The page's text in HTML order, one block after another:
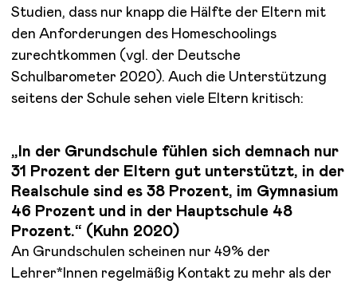
Studien, dass nur knapp die Hälfte der Eltern mit
den Anforderungen des Homeschoolings
zurechtkommen (vgl. der Deutsche
Schulbarometer 2020). Auch die Unterstützung
seitens der Schule sehen viele Eltern kritisch:
„In der Grundschule fühlen sich demnach nur
31 Prozent der Eltern gut unterstützt, in der
Realschule sind es 38 Prozent, im Gymnasium
46 Prozent und in der Hauptschule 48
Prozent.“ (Kuhn 2020)
An Grundschulen scheinen nur 49% der
Lehrer*Innen regelmäßig Kontakt zu mehr als der